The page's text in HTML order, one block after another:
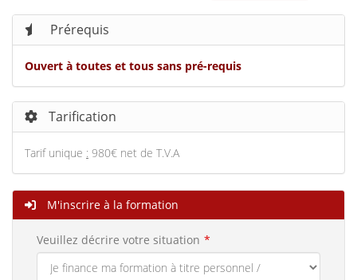
Prérequis
Ouvert à toutes et tous sans pré-requis
Tarification
Tarif unique : 980€ net de T.V.A
M'inscrire à la formation
Veuillez décrire votre situation